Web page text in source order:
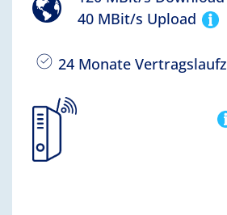
40 MBit/s Upload
24 Monate